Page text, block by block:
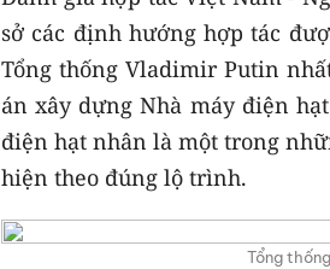
sở các định hướng hợp tác
Tổng thống Vladimir Putin
án xây dựng Nhà máy điện
điện hạt nhân là một trong
hiện theo đúng lộ trình.
Tổng